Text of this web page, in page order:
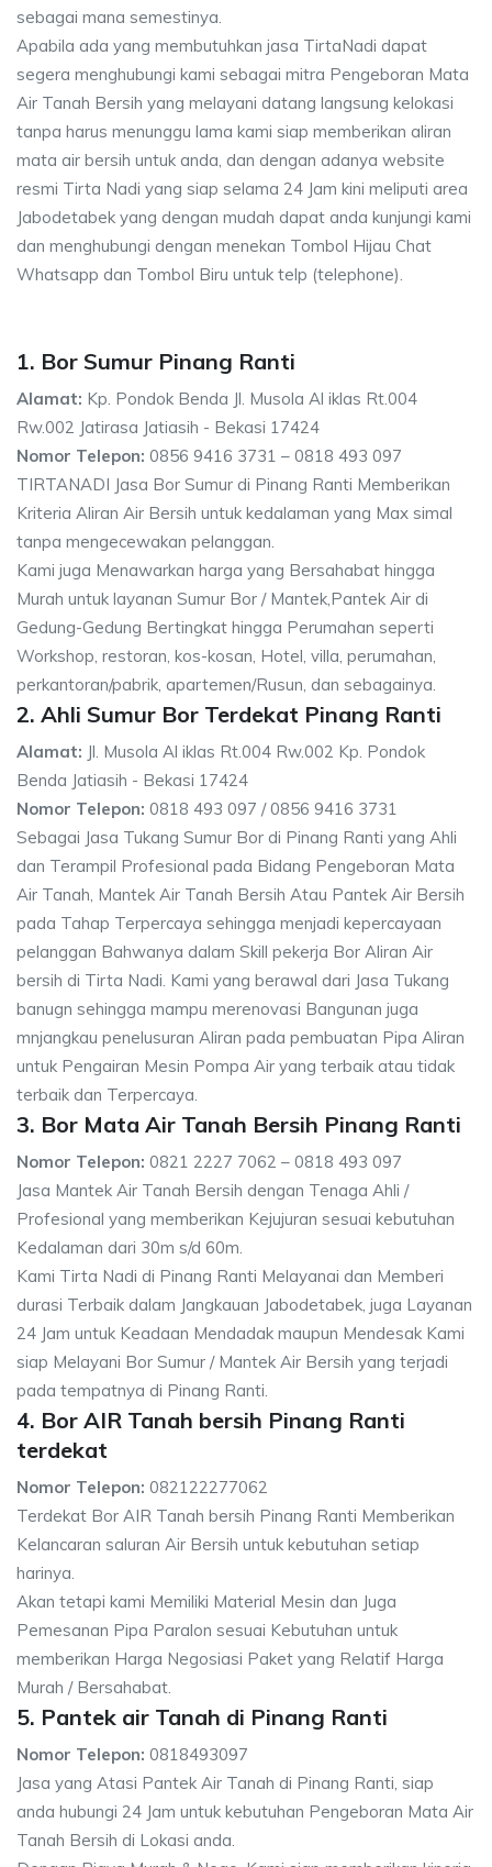
sebagai mana semestinya.
Apabila ada yang membutuhkan jasa TirtaNadi dapat
segera menghubungi kami sebagai mitra Pengeboran Mata
Air Tanah Bersih yang melayani datang langsung kelokasi
tanpa harus menunggu lama kami siap memberikan aliran
mata air bersih untuk anda, dan dengan adanya website
resmi Tirta Nadi yang siap selama 24 Jam kini meliputi area
Jabodetabek yang dengan mudah dapat anda kunjungi kami
dan menghubungi dengan menekan Tombol Hijau Chat
Whatsapp dan Tombol Biru untuk telp (telephone).
1. Bor Sumur Pinang Ranti
Alamat: Kp. Pondok Benda Jl. Musola Al iklas Rt.004
Rw.002 Jatirasa Jatiasih - Bekasi 17424
Nomor Telepon: 0856 9416 3731 – 0818 493 097
TIRTANADI Jasa Bor Sumur di Pinang Ranti Memberikan
Kriteria Aliran Air Bersih untuk kedalaman yang Max simal
tanpa mengecewakan pelanggan.
Kami juga Menawarkan harga yang Bersahabat hingga
Murah untuk layanan Sumur Bor / Mantek,Pantek Air di
Gedung-Gedung Bertingkat hingga Perumahan seperti
Workshop, restoran, kos-kosan, Hotel, villa, perumahan,
perkantoran/pabrik, apartemen/Rusun, dan sebagainya.
2. Ahli Sumur Bor Terdekat Pinang Ranti
Alamat: Jl. Musola Al iklas Rt.004 Rw.002 Kp. Pondok
Benda Jatiasih - Bekasi 17424
Nomor Telepon: 0818 493 097 / 0856 9416 3731
Sebagai Jasa Tukang Sumur Bor di Pinang Ranti yang Ahli
dan Terampil Profesional pada Bidang Pengeboran Mata
Air Tanah, Mantek Air Tanah Bersih Atau Pantek Air Bersih
pada Tahap Terpercaya sehingga menjadi kepercayaan
pelanggan Bahwanya dalam Skill pekerja Bor Aliran Air
bersih di Tirta Nadi. Kami yang berawal dari Jasa Tukang
banugn sehingga mampu merenovasi Bangunan juga
mnjangkau penelusuran Aliran pada pembuatan Pipa Aliran
untuk Pengairan Mesin Pompa Air yang terbaik atau tidak
terbaik dan Terpercaya.
3. Bor Mata Air Tanah Bersih Pinang Ranti
Nomor Telepon: 0821 2227 7062 – 0818 493 097
Jasa Mantek Air Tanah Bersih dengan Tenaga Ahli /
Profesional yang memberikan Kejujuran sesuai kebutuhan
Kedalaman dari 30m s/d 60m.
Kami Tirta Nadi di Pinang Ranti Melayanai dan Memberi
durasi Terbaik dalam Jangkauan Jabodetabek, juga Layanan
24 Jam untuk Keadaan Mendadak maupun Mendesak Kami
siap Melayani Bor Sumur / Mantek Air Bersih yang terjadi
pada tempatnya di Pinang Ranti.
4. Bor AIR Tanah bersih Pinang Ranti
terdekat
Nomor Telepon: 082122277062
Terdekat Bor AIR Tanah bersih Pinang Ranti Memberikan
Kelancaran saluran Air Bersih untuk kebutuhan setiap
harinya.
Akan tetapi kami Memiliki Material Mesin dan Juga
Pemesanan Pipa Paralon sesuai Kebutuhan untuk
memberikan Harga Negosiasi Paket yang Relatif Harga
Murah / Bersahabat.
5. Pantek air Tanah di Pinang Ranti
Nomor Telepon: 0818493097
Jasa yang Atasi Pantek Air Tanah di Pinang Ranti, siap
anda hubungi 24 Jam untuk kebutuhan Pengeboran Mata Air
Tanah Bersih di Lokasi anda.